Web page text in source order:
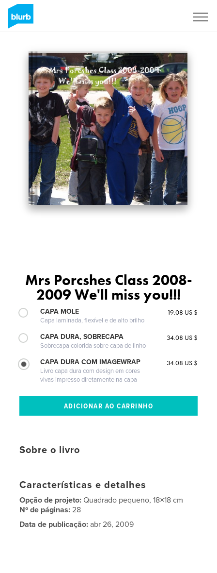
Mrs Porcshes Class 2008-
2009 We'll miss you!!!
CAPA MOLE
Capa laminada, flexível e de alto brilho
19.08 US $
CAPA DURA, SOBRECAPA
Sobrecapa colorida sobre capa de linho
34.08 US $
CAPA DURA COM IMAGEWRAP
Livro capa dura com design em cores
vivas impresso diretamente na capa
34.08 US $
Sobre o livro
Características e detalhes
Opção de projeto:Quadrado pequeno, 18×18 cm
Nº de páginas:28
Data de publicação: abr 26, 2009